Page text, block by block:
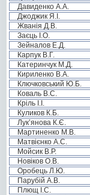
Давиденко А.А.
Джоджик Я.І.
Жванія Д.В.
Заєць І.О.
Зейналов Е.Д.
Карпук В.Г.
Катеринчук М.Д.
Кириленко В.А.
Ключковський Ю.Б.
Коваль В.С.
Кріль І.І.
Куликов К.Б.
Лук’янова К.Є.
Мартиненко М.В.
Матвієнко А.С.
Мойсик В.Р.
Новіков О.В.
Оробець Л.Ю.
Парубій А.В.
Плющ І.С.